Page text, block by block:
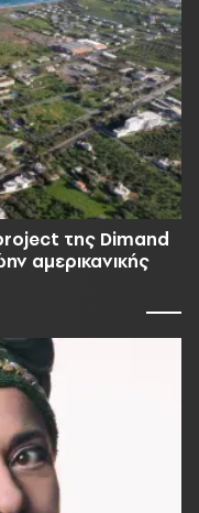
της Dimand
αμερικανικής